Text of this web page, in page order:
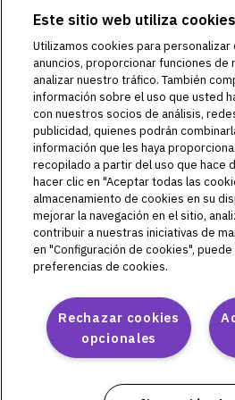
©2018-2026 Insulet Corporation.
Omnipod, DASH, el logo de DASH,
OmnipodPromise, HORIZON,
DISPLAY, Omnipod VIEW, Omnipod
Life, Toby the Turtle,
PodderCentral, PodderTalk,
OmnipodPromise son marcas
comerciales registradas de Insulet
derechos reservados. Glooko es
Glooko, Inc. y se usa con
son marcas registradas de Dexcom,
autorización. La marca
de Bluetooth SIG, Inc., y todo uso
de Insulet Corporation se efectúa
otras marcas comerciales son
dueños. El uso de marcas
Este sitio web utiliza cookies
Utilizamos cookies para personalizar
anuncios, proporcionar funciones de
analizar nuestro tráfico. También
información sobre el uso que usted
con nuestros socios de análisis,
publicidad, quienes podrán
información que les haya
recopilado a partir del uso que hace
hacer clic en "Aceptar todas las
almacenamiento de cookies en su
mejorar la navegación en el sitio,
contribuir a nuestras iniciativas de
en "Configuración de cookies",
preferencias de cookies.
Rechazar cookies
opcionales